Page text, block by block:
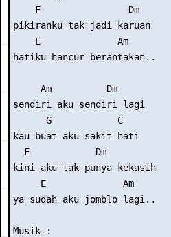
    F                Dm
pikiranku tak jadi karuan
    E              Am
hatiku hancur berantakan..
     Am          Dm
sendiri aku sendiri lagi
      G            C
kau buat aku sakit hati
  F            Dm
kini aku tak punya kekasih
     E              Am
ya sudah aku jomblo lagi..
Musik :